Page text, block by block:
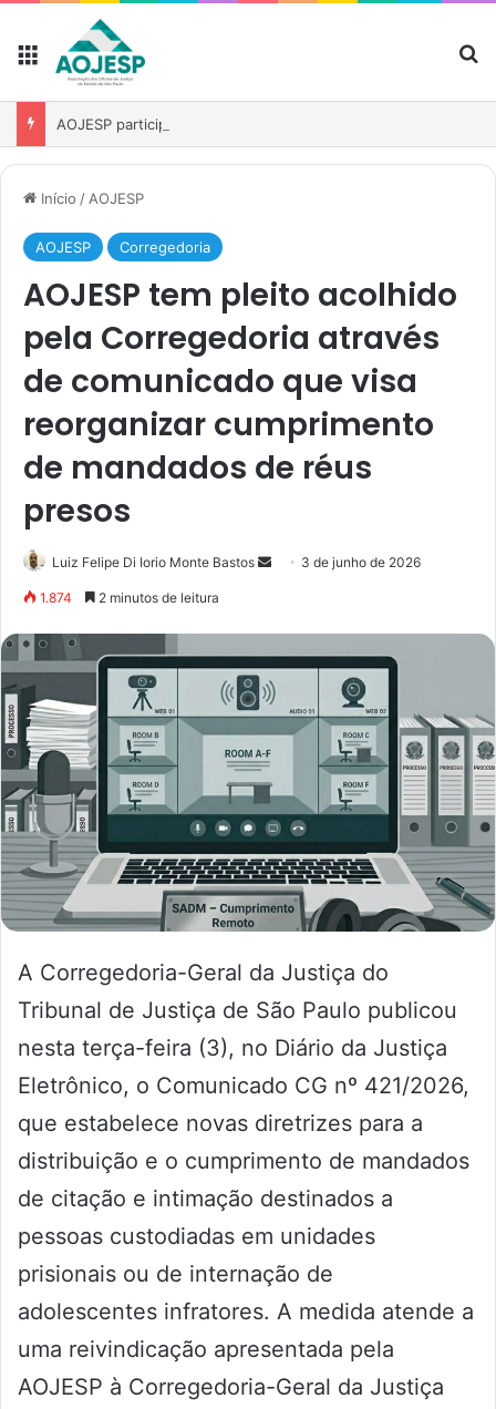
Início / AOJESP
AOJESP Corregedoria
AOJESP tem pleito acolhido
pela Corregedoria através
de comunicado que visa
reorganizar cumprimento
de mandados de réus
presos
Luiz Felipe Di Iorio Monte Bastos 3 de junho de 2026
1.874 2 minutos de leitura
A Corregedoria-Geral da Justiça do
Tribunal de Justiça de São Paulo publicou
nesta terça-feira (3), no Diário da Justiça
Eletrônico, o Comunicado CG nº 421/2026,
que estabelece novas diretrizes para a
distribuição e o cumprimento de mandados
de citação e intimação destinados a
pessoas custodiadas em unidades
prisionais ou de internação de
adolescentes infratores. A medida atende a
uma reivindicação apresentada pela
AOJESP à Corregedoria-Geral da Justiça